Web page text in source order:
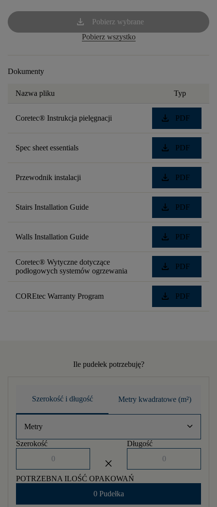
download
Pobierz wybrane
Pobierz wszystko
Dokumenty
Nazwa pliku Typ
Coretec® Instrukcja pielęgnacji download PDF
Spec sheet essentials download PDF
Przewodnik instalacji download PDF
Stairs Installation Guide download PDF
Walls Installation Guide download PDF
Coretec® Wytyczne dotyczące
podłogowych systemów ogrzewania
download PDF
COREtec Warranty Program download PDF
Ile pudełek potrzebuję?
Szerokość i długość Metry kwadratowe (m²)
Metry keyboard_arrow_down
Szerokość
close
Długość
POTRZEBNA ILOŚĆ OPAKOWAŃ
0 Pudełka